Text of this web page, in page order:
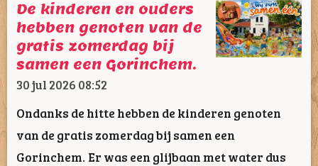
De kinderen en ouders
hebben genoten van de
gratis zomerdag bij
samen een Gorinchem.
30 jul 2026 08:52
Ondanks de hitte hebben de kinderen genoten
van de gratis zomerdag bij samen een
Gorinchem. Er was een glijbaan met water dus